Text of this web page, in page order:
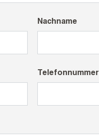
Nachname
Telefonnummer